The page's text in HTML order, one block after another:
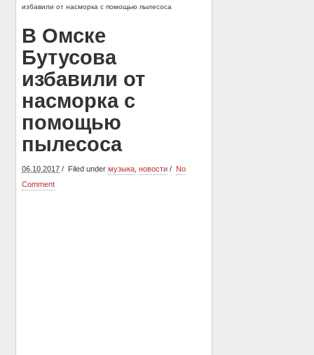
избавили от насморка с помощью пылесоса
В Омске
Бутусова
избавили от
насморка с
помощью
пылесоса
06.10.2017 Filed underмузыка ,новости
No
Comment